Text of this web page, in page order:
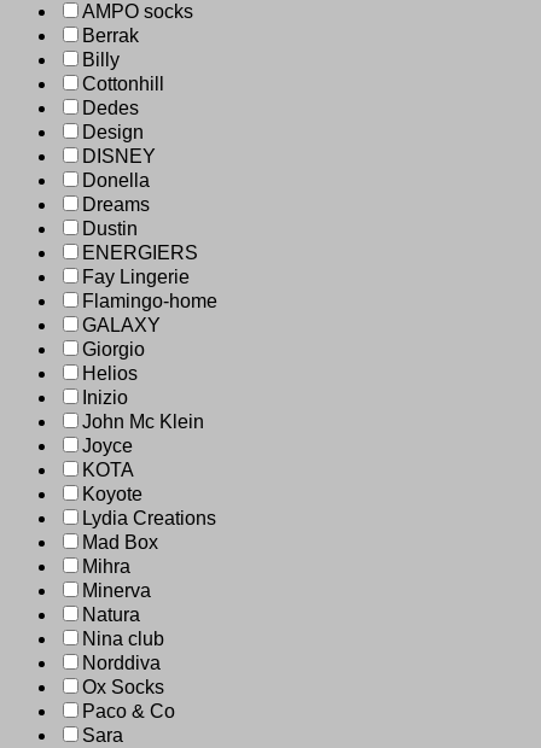
AMPO socks
Berrak
Billy
Cottonhill
Dedes
Design
DISNEY
Donella
Dreams
Dustin
ENERGIERS
Fay Lingerie
Flamingo-home
GALAXY
Giorgio
Helios
Inizio
John Mc Klein
Joyce
KOTA
Koyote
Lydia Creations
Mad Box
Mihra
Minerva
Natura
Nina club
Norddiva
Ox Socks
Paco & Co
Sara